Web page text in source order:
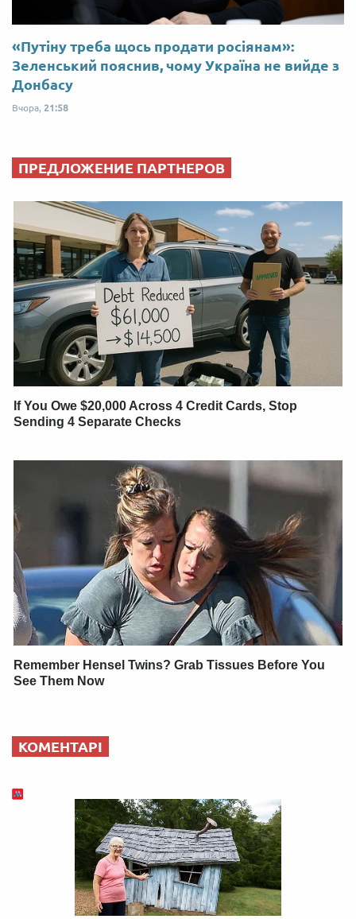
«Путіну треба щось продати росіянам»:
Зеленський пояснив, чому Україна не вийде з
Донбасу
Вчора, 21:58
ПРЕДЛОЖЕНИЕ ПАРТНЕРОВ
If You Owe $20,000 Across 4 Credit Cards, Stop
Sending 4 Separate Checks
Remember Hensel Twins? Grab Tissues Before You
See Them Now
КОМЕНТАРІ